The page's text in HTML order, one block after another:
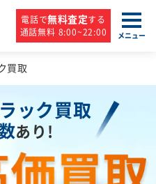
電話で無料査定する
通話無料 8:00~22:00
メニュー
買取
ック買取
あり!